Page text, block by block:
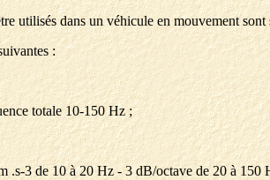
utilisés dans un véhicule en mouvement
:
totale 10-150 Hz ;
.s-3 de 10 à 20 Hz - 3 dB/octave de 20 à 150